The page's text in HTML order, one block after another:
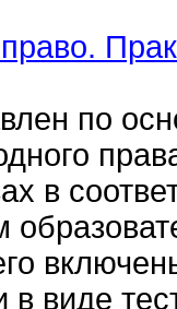
по
в
в виде